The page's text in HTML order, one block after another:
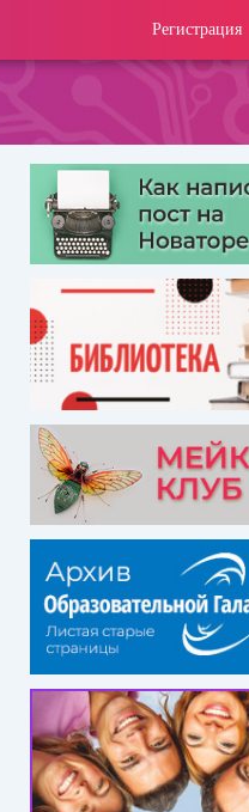
Регистрация